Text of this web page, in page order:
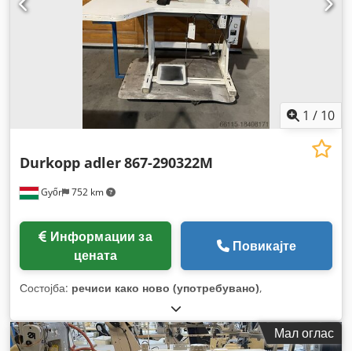
1 / 10
Győr 752 km
Durkopp adler867-290322M
цената
Повикајте
Состојба: речиси како ново (употребувано),
Мал оглас